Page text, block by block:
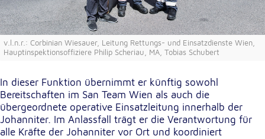
v.l.n.r.: Corbinian Wiesauer, Leitung Rettungs- und Einsatzdienste Wien,
Hauptinspektionsoffiziere Philip Scheriau, MA, Tobias Schubert
In dieser Funktion übernimmt er künftig sowohl
Bereitschaften im San Team Wien als auch die
übergeordnete operative Einsatzleitung innerhalb der
Johanniter. Im Anlassfall trägt er die Verantwortung für
alle Kräfte der Johanniter vor Ort und koordiniert
unsere Besucher unsere Website nutzen.
Google Analytics
Anbieter:
Google LLC
Zweck: